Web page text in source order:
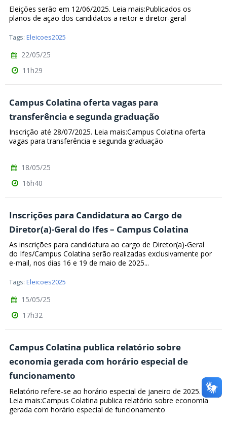
Eleições serão em 12/06/2025. Leia mais:Publicados os
planos de ação dos candidatos a reitor e diretor-geral
Tags: Eleicoes2025
22/05/25
11h29
Campus Colatina oferta vagas para
transferência e segunda graduação
Inscrição até 28/07/2025. Leia mais:Campus Colatina oferta
vagas para transferência e segunda graduação
18/05/25
16h40
Inscrições para Candidatura ao Cargo de
Diretor(a)-Geral do Ifes – Campus Colatina
As inscrições para candidatura ao cargo de Diretor(a)-Geral
do Ifes/Campus Colatina serão realizadas exclusivamente por
e-mail, nos dias 16 e 19 de maio de 2025...
Tags: Eleicoes2025
15/05/25
17h32
Campus Colatina publica relatório sobre
economia gerada com horário especial de
funcionamento
Relatório refere-se ao horário especial de janeiro de 2025.
Leia mais:Campus Colatina publica relatório sobre economia
gerada com horário especial de funcionamento